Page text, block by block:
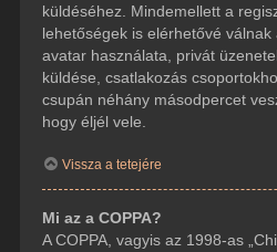
küldéséhez. Mindemellett a
lehetőségek is elérhetővé
avatar használata, privát
küldése, csatlakozás
csupán néhány másodpercet
hogy éljél vele.
Vissza a tetejére
Mi az a COPPA?
A COPPA, vagyis az 1998-as